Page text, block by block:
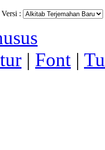
Versi :
| Font |